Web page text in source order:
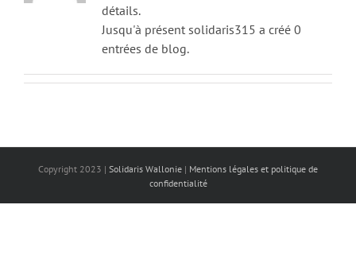
détails.
Jusqu'à présent solidaris315 a créé 0
entrées de blog.
Copyright 2023 | Solidaris Wallonie | Mentions légales et politique de
confidentialité